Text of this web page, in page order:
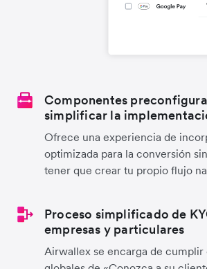
Componentes
simplificar la
Ofrece una experiencia de
optimizada para la conversión
tener que crear tu propio flujo
Proceso simplificado de
empresas y particulares
Airwallex se encarga de cumplir